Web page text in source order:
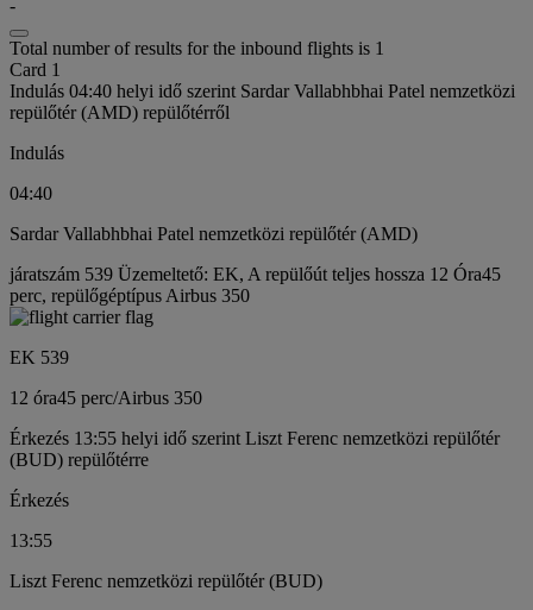
-
Total number of results for the inbound flights is 1
Card 1
Indulás 04:40 helyi idő szerint Sardar Vallabhbhai Patel nemzetközi
repülőtér (AMD) repülőtérről
Indulás
04:40
Sardar Vallabhbhai Patel nemzetközi repülőtér (AMD)
járatszám 539 Üzemeltető: EK, A repülőút teljes hossza 12 Óra45
perc, repülőgéptípus Airbus 350
EK 539
12 óra45 perc/Airbus 350
Érkezés 13:55 helyi idő szerint Liszt Ferenc nemzetközi repülőtér
(BUD) repülőtérre
Érkezés
13:55
Liszt Ferenc nemzetközi repülőtér (BUD)